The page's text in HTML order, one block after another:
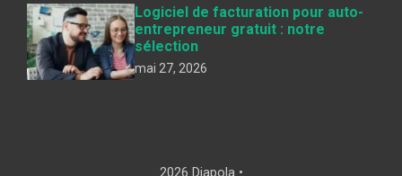
Logiciel de facturation pour auto-
entrepreneur gratuit : notre
sélection
mai 27, 2026
2026 Diapola •